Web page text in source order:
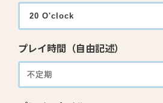
プレイ時間（自由記述）